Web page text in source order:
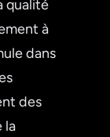
qualité
à
dans
des
la